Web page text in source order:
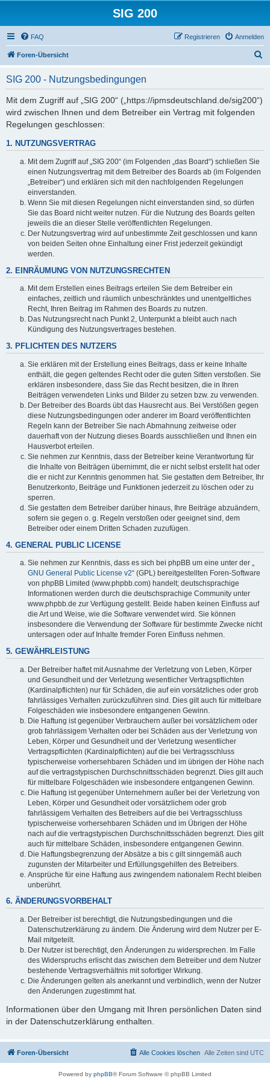
SIG 200
FAQ Anmelden
Registrieren
Foren-Übersicht
SIG 200 - Nutzungsbedingungen
Mit dem Zugriff auf „SIG 200“ („https://ipmsdeutschland.de/sig200“)
wird zwischen Ihnen und dem Betreiber ein Vertrag mit folgenden
Regelungen geschlossen:
1. NUTZUNGSVERTRAG
Mit dem Zugriff auf „SIG 200“ (im Folgenden „das Board“) schließen Sie
einen Nutzungsvertrag mit dem Betreiber des Boards ab (im Folgenden
„Betreiber“) und erklären sich mit den nachfolgenden Regelungen
einverstanden.
Wenn Sie mit diesen Regelungen nicht einverstanden sind, so dürfen
Sie das Board nicht weiter nutzen. Für die Nutzung des Boards gelten
jeweils die an dieser Stelle veröffentlichten Regelungen.
Der Nutzungsvertrag wird auf unbestimmte Zeit geschlossen und kann
von beiden Seiten ohne Einhaltung einer Frist jederzeit gekündigt
werden.
2. EINRÄUMUNG VON NUTZUNGSRECHTEN
Mit dem Erstellen eines Beitrags erteilen Sie dem Betreiber ein
einfaches, zeitlich und räumlich unbeschränktes und unentgeltliches
Recht, Ihren Beitrag im Rahmen des Boards zu nutzen.
Das Nutzungsrecht nach Punkt 2, Unterpunkt a bleibt auch nach
Kündigung des Nutzungsvertrages bestehen.
3. PFLICHTEN DES NUTZERS
Sie erklären mit der Erstellung eines Beitrags, dass er keine Inhalte
enthält, die gegen geltendes Recht oder die guten Sitten verstoßen. Sie
erklären insbesondere, dass Sie das Recht besitzen, die in Ihren
Beiträgen verwendeten Links und Bilder zu setzen bzw. zu verwenden.
Der Betreiber des Boards übt das Hausrecht aus. Bei Verstößen gegen
diese Nutzungsbedingungen oder anderer im Board veröffentlichten
Regeln kann der Betreiber Sie nach Abmahnung zeitweise oder
dauerhaft von der Nutzung dieses Boards ausschließen und Ihnen ein
Hausverbot erteilen.
Sie nehmen zur Kenntnis, dass der Betreiber keine Verantwortung für
die Inhalte von Beiträgen übernimmt, die er nicht selbst erstellt hat oder
die er nicht zur Kenntnis genommen hat. Sie gestatten dem Betreiber, Ihr
Benutzerkonto, Beiträge und Funktionen jederzeit zu löschen oder zu
sperren.
Sie gestatten dem Betreiber darüber hinaus, Ihre Beiträge abzuändern,
sofern sie gegen o. g. Regeln verstoßen oder geeignet sind, dem
Betreiber oder einem Dritten Schaden zuzufügen.
4. GENERAL PUBLIC LICENSE
Sie nehmen zur Kenntnis, dass es sich bei phpBB um eine unter der „
GNU General Public License v2“ (GPL) bereitgestellten Foren-Software
von phpBB Limited (www.phpbb.com) handelt; deutschsprachige
Informationen werden durch die deutschsprachige Community unter
www.phpbb.de zur Verfügung gestellt. Beide haben keinen Einfluss auf
die Art und Weise, wie die Software verwendet wird. Sie können
insbesondere die Verwendung der Software für bestimmte Zwecke nicht
untersagen oder auf Inhalte fremder Foren Einfluss nehmen.
5. GEWÄHRLEISTUNG
Der Betreiber haftet mit Ausnahme der Verletzung von Leben, Körper
und Gesundheit und der Verletzung wesentlicher Vertragspflichten
(Kardinalpflichten) nur für Schäden, die auf ein vorsätzliches oder grob
fahrlässiges Verhalten zurückzuführen sind. Dies gilt auch für mittelbare
Folgeschäden wie insbesondere entgangenen Gewinn.
Die Haftung ist gegenüber Verbrauchern außer bei vorsätzlichem oder
grob fahrlässigem Verhalten oder bei Schäden aus der Verletzung von
Leben, Körper und Gesundheit und der Verletzung wesentlicher
Vertragspflichten (Kardinalpflichten) auf die bei Vertragsschluss
typischerweise vorhersehbaren Schäden und im übrigen der Höhe nach
auf die vertragstypischen Durchschnittsschäden begrenzt. Dies gilt auch
für mittelbare Folgeschäden wie insbesondere entgangenen Gewinn.
Die Haftung ist gegenüber Unternehmern außer bei der Verletzung von
Leben, Körper und Gesundheit oder vorsätzlichem oder grob
fahrlässigem Verhalten des Betreibers auf die bei Vertragsschluss
typischerweise vorhersehbaren Schäden und im Übrigen der Höhe
nach auf die vertragstypischen Durchschnittsschäden begrenzt. Dies gilt
auch für mittelbare Schäden, insbesondere entgangenen Gewinn.
Die Haftungsbegrenzung der Absätze a bis c gilt sinngemäß auch
zugunsten der Mitarbeiter und Erfüllungsgehilfen des Betreibers.
Ansprüche für eine Haftung aus zwingendem nationalem Recht bleiben
unberührt.
6. ÄNDERUNGSVORBEHALT
Der Betreiber ist berechtigt, die Nutzungsbedingungen und die
Datenschutzerklärung zu ändern. Die Änderung wird dem Nutzer per E-
Mail mitgeteilt.
Der Nutzer ist berechtigt, den Änderungen zu widersprechen. Im Falle
des Widerspruchs erlischt das zwischen dem Betreiber und dem Nutzer
bestehende Vertragsverhältnis mit sofortiger Wirkung.
Die Änderungen gelten als anerkannt und verbindlich, wenn der Nutzer
den Änderungen zugestimmt hat.
Informationen über den Umgang mit Ihren persönlichen Daten sind
in der Datenschutzerklärung enthalten.
Foren-Übersicht Alle Zeiten sind UTC
Alle Cookies löschen
Powered by phpBB® Forum Software © phpBB Limited